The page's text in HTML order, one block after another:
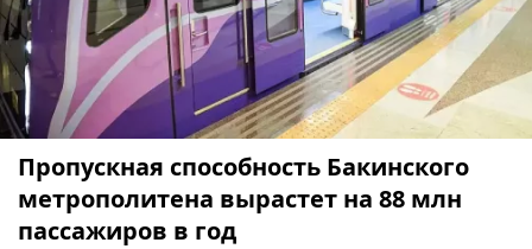
Пропускная способность Бакинского
метрополитена вырастет на 88 млн
пассажиров в год